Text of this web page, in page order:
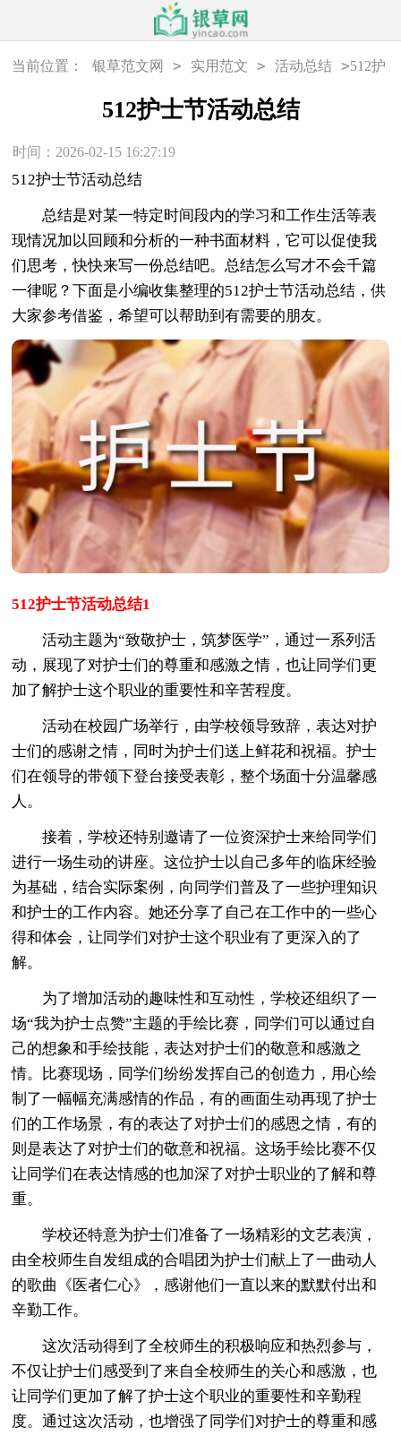
当前位置： 银草范文网 > 实用范文 > 活动总结 >512护
512护士节活动总结
时间：2026-02-15 16:27:19
512护士节活动总结
总结是对某一特定时间段内的学习和工作生活等表
现情况加以回顾和分析的一种书面材料，它可以促使我
们思考，快快来写一份总结吧。总结怎么写才不会千篇
一律呢？下面是小编收集整理的512护士节活动总结，供
大家参考借鉴，希望可以帮助到有需要的朋友。
512护士节活动总结1
活动主题为“致敬护士，筑梦医学”，通过一系列活
动，展现了对护士们的尊重和感激之情，也让同学们更
加了解护士这个职业的重要性和辛苦程度。
活动在校园广场举行，由学校领导致辞，表达对护
士们的感谢之情，同时为护士们送上鲜花和祝福。护士
们在领导的带领下登台接受表彰，整个场面十分温馨感
人。
接着，学校还特别邀请了一位资深护士来给同学们
进行一场生动的讲座。这位护士以自己多年的临床经验
为基础，结合实际案例，向同学们普及了一些护理知识
和护士的工作内容。她还分享了自己在工作中的一些心
得和体会，让同学们对护士这个职业有了更深入的了
解。
为了增加活动的趣味性和互动性，学校还组织了一
场“我为护士点赞”主题的手绘比赛，同学们可以通过自
己的想象和手绘技能，表达对护士们的敬意和感激之
情。比赛现场，同学们纷纷发挥自己的创造力，用心绘
制了一幅幅充满感情的作品，有的画面生动再现了护士
们的工作场景，有的表达了对护士们的感恩之情，有的
则是表达了对护士们的敬意和祝福。这场手绘比赛不仅
让同学们在表达情感的也加深了对护士职业的了解和尊
重。
学校还特意为护士们准备了一场精彩的文艺表演，
由全校师生自发组成的合唱团为护士们献上了一曲动人
的歌曲《医者仁心》，感谢他们一直以来的默默付出和
辛勤工作。
这次活动得到了全校师生的积极响应和热烈参与，
不仅让护士们感受到了来自全校师生的关心和感激，也
让同学们更加了解了护士这个职业的重要性和辛勤程
度。通过这次活动，也增强了同学们对护士的尊重和感